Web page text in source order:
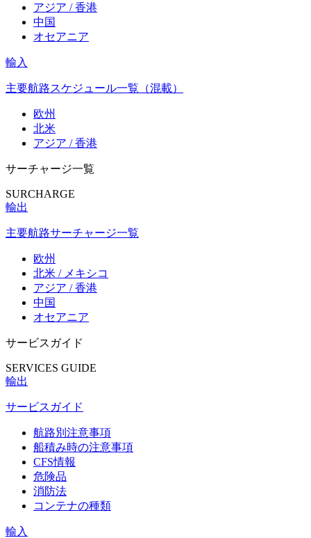
アジア / 香港
中国
オセアニア
輸入
主要航路スケジュール一覧（混載）
欧州
北米
アジア / 香港
サーチャージ一覧
SURCHARGE
輸出
主要航路サーチャージ一覧
欧州
北米 / メキシコ
アジア / 香港
中国
オセアニア
サービスガイド
SERVICES GUIDE
輸出
サービスガイド
航路別注意事項
船積み時の注意事項
CFS情報
危険品
消防法
コンテナの種類
輸入